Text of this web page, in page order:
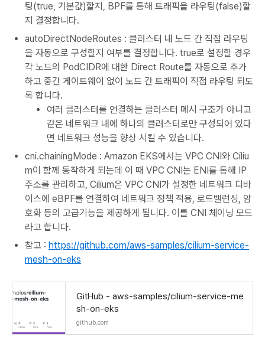
팅(true, 기본값)할지, BPF를 통해 트래픽을 라우팅(false)할
지 결정합니다.
autoDirectNodeRoutes : 클러스터 내 노드 간 직접 라우팅
을 자동으로 구성할지 여부를 결정합니다. true로 설정할 경우
각 노드의 PodCIDR에 대한 Direct Route를 자동으로 추가
하고 중간 게이트웨이 없이 노드 간 트래픽이 직접 라우팅 되도
록 합니다.
여러 클러스터를 연결하는 클러스터 메시 구조가 아니고
같은 네트워크 내에 하나의 클러스터로만 구성되어 있다
면 네트워크 성능을 향상 시킬 수 있습니다.
cni.chainingMode : Amazon EKS에서는 VPC CNI와 Ciliu
m이 함께 동작하게 되는데 이 때 VPC CNI는 ENI를 통해 IP
주소를 관리하고, Cilium은 VPC CNI가 설정한 네트워크 디바
이스에 eBPF를 연결하여 네트워크 정책 적용, 로드밸런싱, 암
호화 등의 고급기능을 제공하게 됩니다. 이를 CNI 체이닝 모드
라고 합니다.
참고 : https://github.com/aws-samples/cilium-service-
mesh-on-eks
GitHub - aws-samples/cilium-service-me
sh-on-eks
github.com